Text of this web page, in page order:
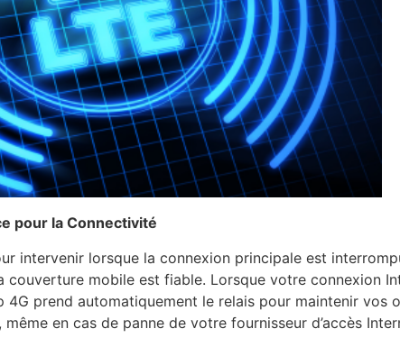
pour la Connectivité
intervenir lorsque la connexion principale est
mobile est fiable. Lorsque votre connexion
prend automatiquement le relais pour maintenir vos
en cas de panne de votre fournisseur d’accès